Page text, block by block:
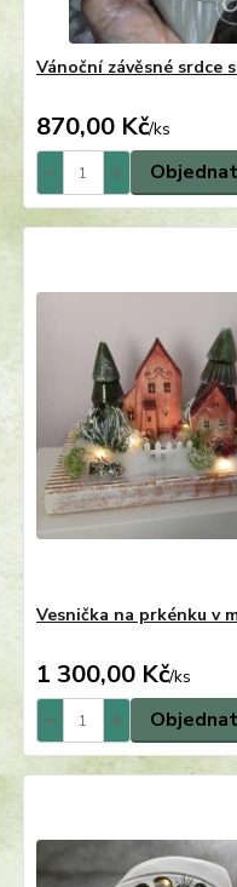
Vánoční závěsné srdce
870,00 Kč/ks
Vesnička na prkénku v
1 300,00 Kč/ks